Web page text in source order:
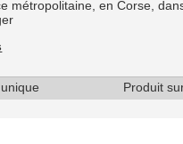
métropolitaine, en Corse,
Produit